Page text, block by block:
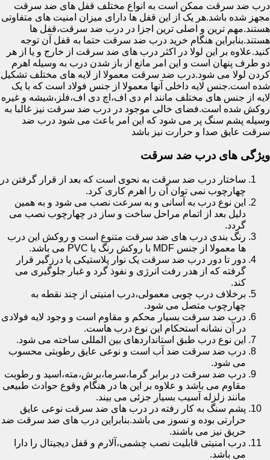
درب ضد سرقت ممکن است به انواع مختلف قفل های ضد سرقت
مجهز شده باشد.هر یک از این قفل ها دارای میزان امنیت های متفاوتی
هستند.مهم ترین و اصلی ترین اجزا در درب ضد سرقت،قفل ها
هستند.بنابراین هنگام خرید درب ضد سرقت حتما به قفل آن توجه
کنید.علاوه بر این لولا در اکثر درب های ضد سرقت از خارج و یا از هر
دو طرف پنهان است و این امر مانع از باز شدن درب به وسیله اهرم
کردن لولا می شود.درب ضد سرقت معمولا از لایه های مختلف تشکیل
شده است.جنس لایه داخلی آنها معمولا از جنس فولاد است که با یک
لایه از جنس های مختلف مانند ام دی اف،اچ دی اف،فلز،شیشه و غیره
روکش شده است.فضای خالی موجود در درب ضد سرقت نیز غالبا به
وسیله پشم سنگ پر می شود که این امر باعث می شود درب ضد
سرقت عایق صدا و حرارت نیز باشد
ویژگی های درب ضد سرقت
ساختار درب ضد سرقت به نحوی است که بعد از قرار گرفتن در
چهارچوب نمی توان آن را اهرم کاری کرد.
این نوع درب به آسانی و به سرعت نصب می شود و به همین
دلیل بعد از اتمام مراحل ساخت و ساز در چهارچوب نصب می
گردد.
رنگ بندی درب های ضد سرقت متنوع است و روکش این درب
ها معمولا از جنس MDF با روکش رنگ یا PVC می باشد.
دور تا دور درب ضد سرقت یک نوار پلاستیکی یا درزگیر قرار
گرفته که از هدر رفت انرژی و نفوذ گرد و غبار جلوگیری می
کند.
برخلاف درب چوبی معمولی،درب امنیتی از چند نقطه به
چهارچوب متصل می شود.
درب ضد سرقت بسیار محکم و مقاوم است و وجود لایه فولادی
در آن نشانه استحکام این نوع درب هاست.
این نوع درب طبق استانداردهای بین المللی ساخته می شود.
درب ضد سرقت ضد آب است و نوعی عایق رطوبتی محسوب
می شود.
درب ضد سرقت در برابر گرما،سرما،برش،مته،اسید و رطوبت
مقاوم می باشد و علاوه بر این ها در هنگام وقوع حوادث طبیعی
مانند زلزله آسیب بسیار جزئی می بیند.
پشم سنگ به کار رفته در درب های ضد سرقت نوعی عایق
حرارتی بوده و نسوز می باشد.بنابراین درب های ضد سرقت ضد
حریق نیز می باشند.
درب امنیتی قابلیت نصب چشمی،آلارم و قفل دیجیتال را دارا
می باشد.